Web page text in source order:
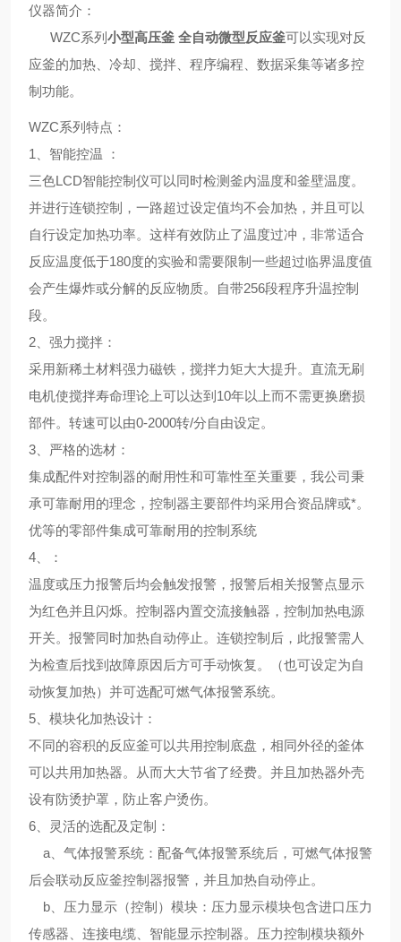
仪器简介：
WZC系列 小型高压釜 全自动微型反应釜可以实现对反
应釜的加热、冷却、搅拌、程序编程、数据采集等诸多控
制功能。
WZC系列 特点 ：
1、 智能控温
：
三色LCD智能控制仪可以同时检测釜内温度和釜壁温度。
并进行连锁控制，一路超过设定值均不会加热，并且可以
自行设定加热功率。这样有效防止了温度过冲，非常适合
反应温度低于180度的实验和需要限制一些超过临界温度值
会产生爆炸或分解的反应物质。自带256段程序升温控制
段。
2、 强力搅拌 ：
采用新稀土材料强力磁铁，搅拌力矩大大提升。直流无刷
电机使搅拌寿命理论上可以达到10年以上而不需更换磨损
部件。转速可以由0-2000转/分自由设定。
3、 严格的选材 ：
集成配件对控制器的耐用性和可靠性至关重要，我公司秉
承可靠耐用的理念，控制器主要部件均采用合资品牌或*。
优等的零部件集成可靠耐用的控制系统
4、
：
温度或压力报警后均会触发报警，报警后相关报警点显示
为红色并且闪烁。控制器内置交流接触器，控制加热电源
开关。报警同时加热自动停止。连锁控制后，此报警需人
为检查后找到故障原因后方可手动恢复。（也可设定为自
动恢复加热）并可选配可燃气体报警系统。
5、 模块化加热设计 ：
不同的容积的反应釜可以共用控制底盘，相同外径的釜体
可以共用加热器。从而大大节省了经费。并且加热器外壳
设有防烫护罩，防止客户烫伤。
6、
灵活的选配及定制 ：
a、气体报警系统：配备气体报警系统后，可燃气体报警
后会联动反应釜控制器报警，并且加热自动停止。
b、压力显示（控制）模块：压力显示模块包含进口压力
传感器、连接电缆、智能显示控制器。压力控制模块额外